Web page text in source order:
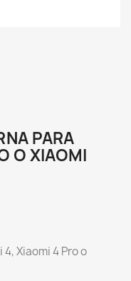
PARA
O XIAOMI
Xiaomi 4 Pro o